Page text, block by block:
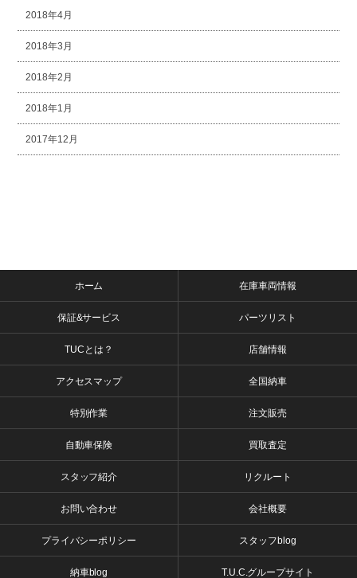
2018年4月
2018年3月
2018年2月
2018年1月
2017年12月
ホーム 在庫車両情報
保証&サービス パーツリスト
TUCとは？ 店舗情報
アクセスマップ 全国納車
特別作業 注文販売
自動車保険 買取査定
スタッフ紹介 リクルート
お問い合わせ 会社概要
プライバシーポリシー スタッフblog
納車blog T.U.C.グループサイト